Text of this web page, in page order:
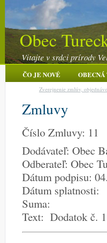
Obec
Vitajte v srdci prírody
ČO JE NOVÉ
Zmluvy
Zverejnenie zmlúv,
Číslo Zmluvy: 11
Dodávateľ: Obec
Odberateľ: Obec
Dátum podpisu:
Dátum splatnosti:
Suma:
Text: Dodatok č.